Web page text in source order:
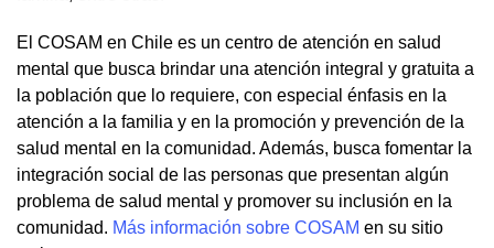
El COSAM en Chile es un centro de atención en salud
mental que busca brindar una atención integral y gratuita a
la población que lo requiere, con especial énfasis en la
atención a la familia y en la promoción y prevención de la
salud mental en la comunidad. Además, busca fomentar la
integración social de las personas que presentan algún
problema de salud mental y promover su inclusión en la
comunidad. Más información sobre COSAM en su sitio